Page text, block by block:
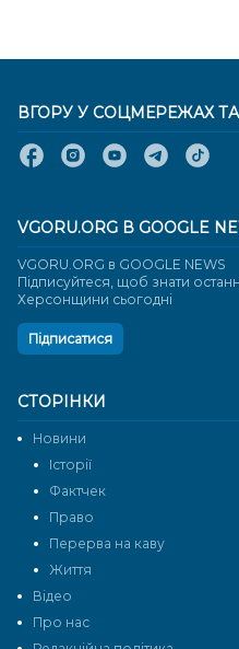
СТОРІНКИ
Новини
Історії
Фактчек
Право
Перерва на каву
Життя
Відео
Про нас
ВГОРУ У СОЦМЕРЕЖАХ
VGORU.ORG В GOOGLE
VGORU.ORG в GOOGLE NEWS
Підписуйтеся, щоб знати
Херсонщини сьогодні
Підписатися